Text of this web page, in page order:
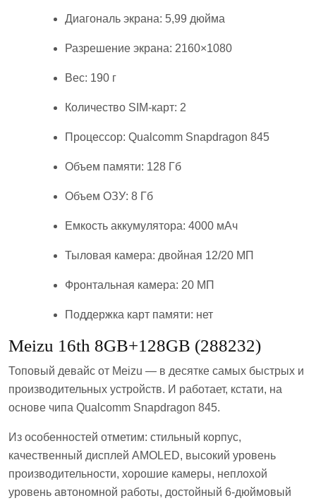
Диагональ экрана: 5,99 дюйма
Разрешение экрана: 2160×1080
Вес: 190 г
Количество SIM-карт: 2
Процессор: Qualcomm Snapdragon 845
Объем памяти: 128 Гб
Объем ОЗУ: 8 Гб
Емкость аккумулятора: 4000 мАч
Тыловая камера: двойная 12/20 МП
Фронтальная камера: 20 МП
Поддержка карт памяти: нет
Meizu 16th 8GB+128GB (288232)
Топовый девайс от Meizu — в десятке самых быстрых и
производительных устройств. И работает, кстати, на
основе чипа Qualcomm Snapdragon 845.
Из особенностей отметим: стильный корпус,
качественный дисплей AMOLED, высокий уровень
производительности, хорошие камеры, неплохой
уровень автономной работы, достойный 6-дюймовый